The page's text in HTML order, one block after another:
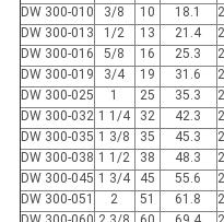
사
이
트
맵
DW 300-010
3/8 10 18.1
DW 300-013
1/2 13 21.4
DW 300-016
5/8 16 25.3
DW 300-019
3/4 19 31.6
DW 300-025
1 25 35.3
DW 300-032 1 1/4 32 42.3
DW 300-035 1 3/8 35 45.3
DW 300-038 1 1/2 38 48.3
DW 300-045 1 3/4 45 55.6
DW 300-051
2 51 61.8